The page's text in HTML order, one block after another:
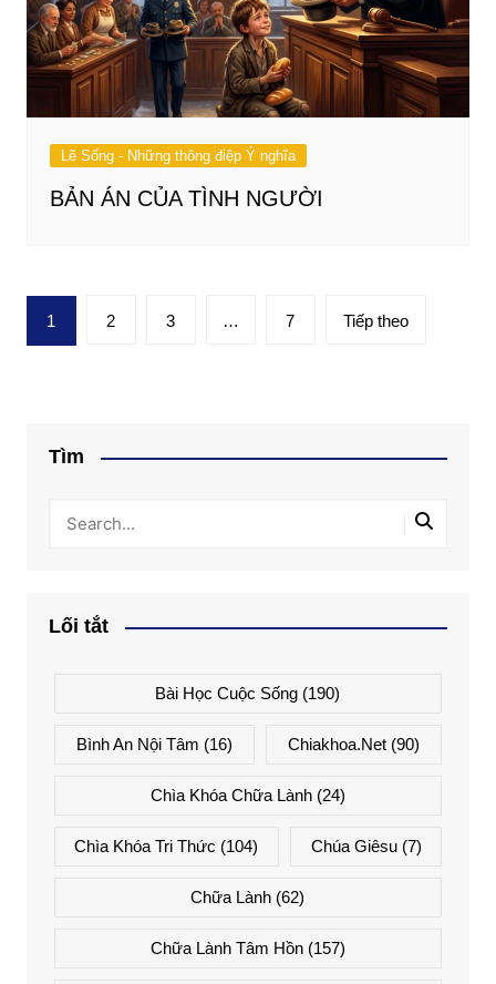
Lẽ Sống - Những thông điệp Ý nghĩa
BẢN ÁN CỦA TÌNH NGƯỜI
Phân
trang
1 2 3 … 7 Tiếp theo
Tìm
Lối tắt
Bài Học Cuộc Sống (190)
Bình An Nội Tâm (16) Chiakhoa.net (90)
Chìa Khóa Chữa Lành(24)
Chìa Khóa Tri Thức (104) Chúa Giêsu(7)
Chữa Lành (62)
Chữa Lành Tâm Hồn(157)